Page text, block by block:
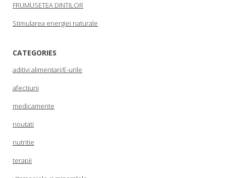
FRUMUSETEA DINTILOR
Stimularea energiei naturale
CATEGORIES
aditivi alimentari/E-urile
afectiuni
medicamente
noutati
nutritie
terapii